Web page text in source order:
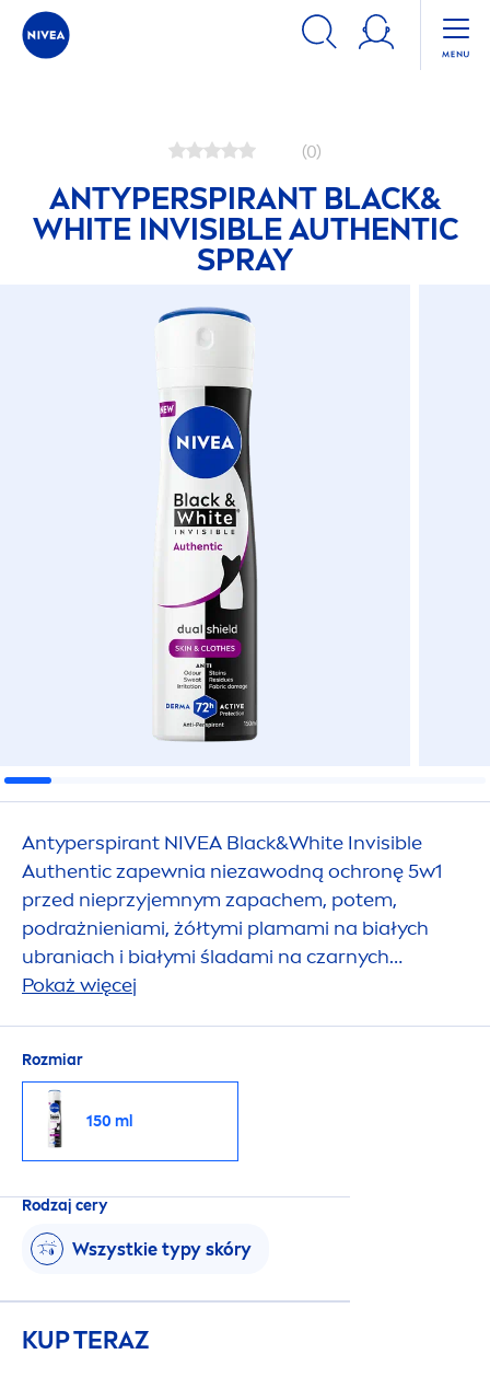
Kosmetyki Kosmetyki do ciała Antyperspiranty
(0)
ANTYPERSPIRANT BLACK&
WHITEINVISIBLE AUTHENTIC
SPRAY
Antyperspirant NIVEA Black&White Invisible
Authentic zapewnia niezawodną ochronę 5w1
przed nieprzyjemnym zapachem, potem,
podrażnieniami, żółtymi plamami na białych
ubraniach i białymi śladami na czarnych
ubraniach. Niezawodna, 72-godzinna ochrona,
Pokaż więcej
Rozmiar
150 ml
Rodzaj cery
Wszystkie typy skóry
KUP TERAZ